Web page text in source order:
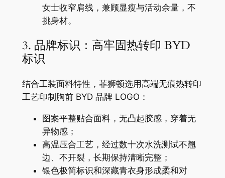
女士收窄肩线，兼顾显瘦与活动余量，不
挑身材。
3. 品牌标识：高牢固热转印 BYD
标识
结合工装面料特性，菲狮顿选用高端无痕热转印
工艺印制胸前 BYD 品牌 LOGO：
图案平整贴合面料，无凸起胶感，穿着无
异物感；
高温压合工艺，经过数十次水洗测试不翘
边、不开裂，长期保持清晰完整；
银色极简标识和深藏青衣身形成柔和对